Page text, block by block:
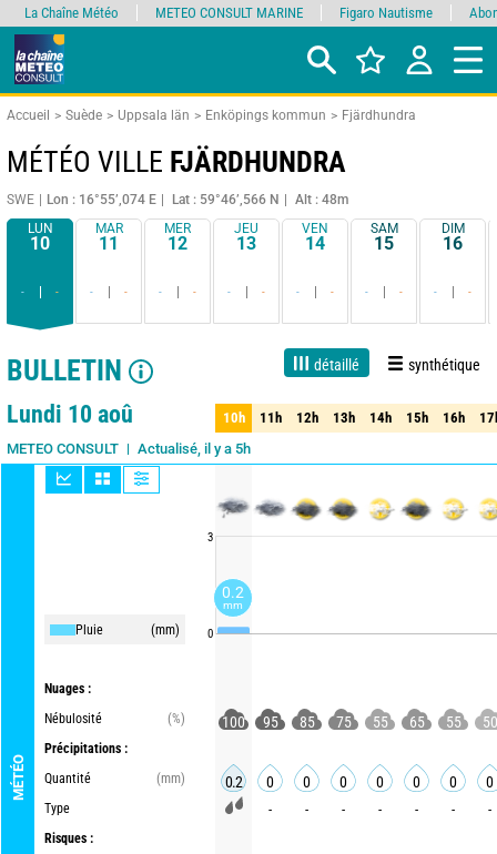
Accueil Suède Uppsala län Enköpings kommun Fjärdhundra
MÉTÉO VILLE FJÄRDHUNDRA
SWE Lon : 16°55’,074 E Lat : 59°46’,566 N
Alt : 48m
LUN
10
- -
MAR
11
- -
MER
12
- -
JEU
13
- -
VEN
14
- -
SAM
15
- -
DIM
16
- -
BULLETIN détaillé synthétique
1 jour 3 jours 7 jours 15 jours Fiabilité 90%
Lundi 10 aoû
METEO CONSULT Actualisé, il y a 5h
MÉTÉO
Pluie (mm)
Nuages :
Nébulosité
(%)
Précipitations :
Quantité
(mm)
Type
Risques :
3
0
10h 11h 12h 13h 14h 15h 16h
10h 11h 12h 13h 14h 15h 16h
100 95 85 75 55 65 55 50
0.2 0 0 0 0 0 0 0
- - - - - - -
La Chaîne Météo METEO CONSULT MARINE Figaro Nautisme
0.2
mm